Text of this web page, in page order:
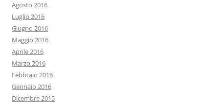
Agosto 2016
Luglio 2016
Giugno 2016
Maggio 2016
Aprile 2016
Marzo 2016
Febbraio 2016
Gennaio 2016
Dicembre 2015